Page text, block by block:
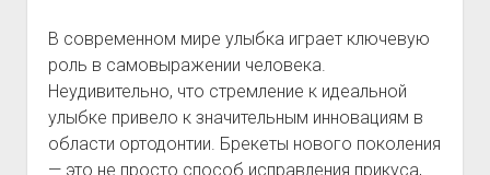
В современном мире улыбка играет ключевую
роль в самовыражении человека.
Неудивительно, что стремление к идеальной
улыбке привело к значительным инновациям в
области ортодонтии. Брекеты нового поколения
— это не просто способ исправления прикуса,